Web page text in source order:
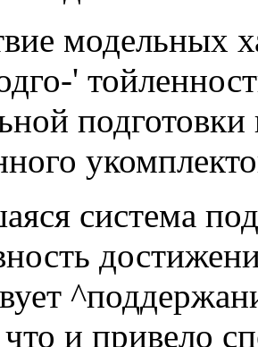
модельных
'
система
и привело